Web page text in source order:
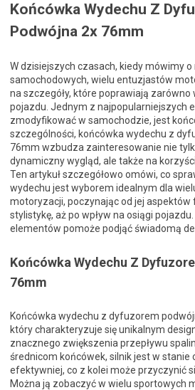
Końcówka Wydechu Z
Podwójna 2x 76mm
W dzisiejszych czasach, kiedy mówimy
samochodowych, wielu entuzjastów
na szczegóły, które poprawiają zarówno
pojazdu. Jednym z najpopularniejszych
zmodyfikować w samochodzie, jest
szczególności, końcówka wydechu z
76mm wzbudza zainteresowanie nie
dynamiczny wygląd, ale także na
Ten artykuł szczegółowo omówi, co
wydechu jest wyborem idealnym dla
motoryzacji, poczynając od jej aspektów
stylistykę, aż po wpływ na osiągi
elementów pomoże podjąć świadomą
Końcówka Wydechu Z
76mm
Końcówka wydechu z dyfuzorem
który charakteryzuje się unikalnym
znacznego zwiększenia przepływu
średnicom końcówek, silnik jest w stanie
efektywniej, co z kolei może przyczynić
Można ją zobaczyć w wielu sportowych